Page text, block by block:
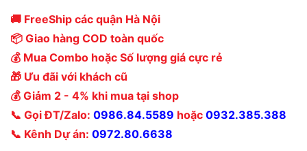
🚚 FreeShip các quận Hà Nội
📦 Giao hàng COD toàn quốc
💰 Mua Combo hoặc Số lượng giá cực rẻ
🎁 Ưu đãi với khách cũ
💰 Giảm 2 - 4% khi mua tại shop
📞 Gọi ĐT/Zalo: 0986.84.5589 hoặc 0932.385.388
📞 Kênh Dự án: 0972.80.6638